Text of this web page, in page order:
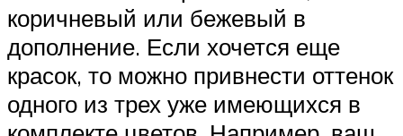
коричневый или бежевый в
дополнение. Если хочется еще
красок, то можно привнести оттенок
одного из трех уже имеющихся в